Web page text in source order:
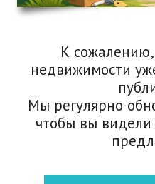
К
недвижимости
Мы регулярно
чтобы вы видели